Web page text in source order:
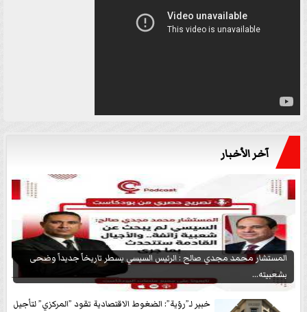
آخر الأخبار
المستشار محمد مجدي صالح : الرئيس السيسي يسطر تاريخاً جديداً وضحى
بشعبيته...
خبير لـ”رؤية”: الضغوط الاقتصادية تقود ”المركزي” لتأجيل